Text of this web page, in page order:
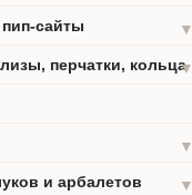
сайты
▼
перчатки, кольца▼
▼
и арбалетов
▼